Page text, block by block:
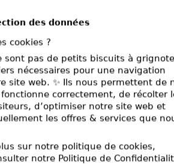
des données
cookies ?
sont pas de petits biscuits à
nécessaires pour une navigation
site web. ✨ Ils nous permettent de
correctement, de récolter
d’optimiser notre site web et
les offres & services que
sur notre politique de cookies,
notre Politique de